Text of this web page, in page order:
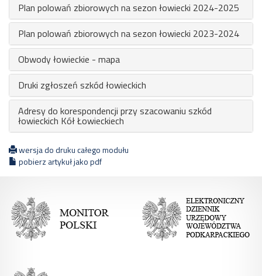
Plan polowań zbiorowych na sezon łowiecki 2024-2025
Plan polowań zbiorowych na sezon łowiecki 2023-2024
Obwody łowieckie - mapa
Druki zgłoszeń szkód łowieckich
Adresy do korespondencji przy szacowaniu szkód
łowieckich Kół Łowieckiech
wersja do druku całego modułu
pobierz artykuł jako pdf